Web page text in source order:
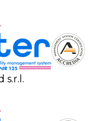
s.r.l.